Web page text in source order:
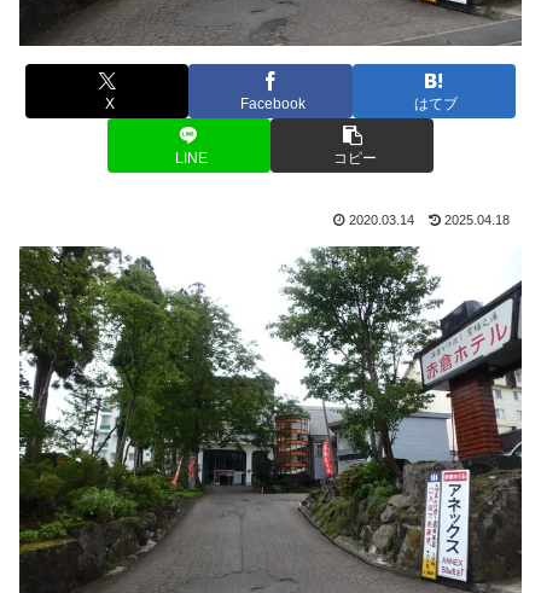
X Facebook はてブ
LINE コピー
2020.03.14 2025.04.18